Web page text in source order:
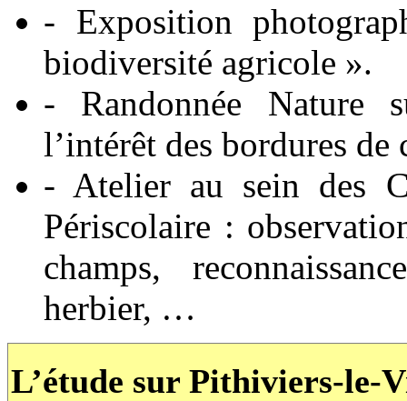
- Exposition
biodiversité agricole ».
- Randonnée Nature
l’intérêt des bordures de
- Atelier au sein des
Périscolaire :
champs,
herbier, …
L’étude sur Pithiviers-le-